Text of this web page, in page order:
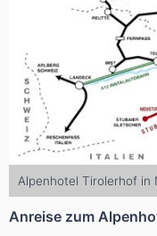
Alpenhotel Tirolerhof in
Anreise zum